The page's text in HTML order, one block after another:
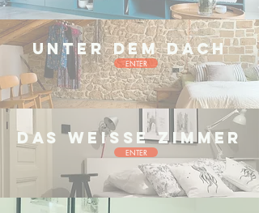
Unter dem Dach
ENTER
Das Weisse Zimmer
ENTER